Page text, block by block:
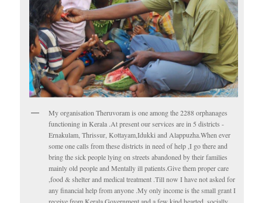
My organisation Theruvoram is one among the 2288 orphanages
functioning in Kerala .At present our services are in 5 districts -
Ernakulam, Thrissur, Kottayam,Idukki and Alappuzha.When ever
some one calls from these districts in need of help ,I go there and
bring the sick people lying on streets abandoned by their families
mainly old people and Mentally ill patients.Give them proper care
,food & shelter and medical treatment .Till now I have not asked for
any financial help from anyone .My only income is the small grant I
receive from Kerala Government and a few kind hearted ,socially